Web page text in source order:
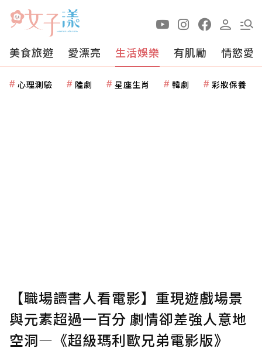
美食旅遊 愛漂亮 生活娛樂 有肌勵 情慾愛
心理測驗 陸劇 星座生肖 韓劇 彩妝保養
【職場讀書人看電影】重現遊戲場景
與元素超過一百分 劇情卻差強人意地
空洞—《超級瑪利歐兄弟電影版》